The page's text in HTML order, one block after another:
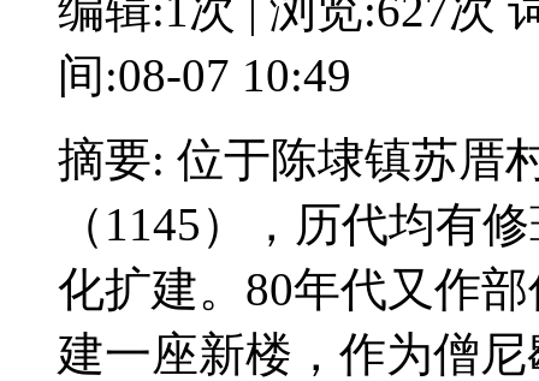
间:08-07 10:49
摘要: 位于陈埭镇苏厝
（1145），历代均有
化扩建。80年代又作
建一座新楼，作为僧